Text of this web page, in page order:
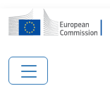
Liigu edasi põhisisu